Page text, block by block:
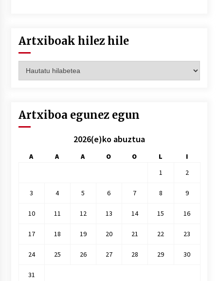
Artxiboak hilez hile
hilez
Artxiboa egunez egun
2026(e)ko abuztua
A A A O O L
I
1
2
3 4 5 6 7 8 9
10 11 12 13 14 15 16
17 18 19 20 21 22 23
24 25 26 27 28 29 30
31